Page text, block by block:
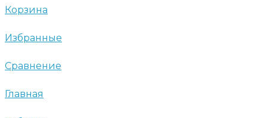
Корзина
Избранные
Сравнение
Главная